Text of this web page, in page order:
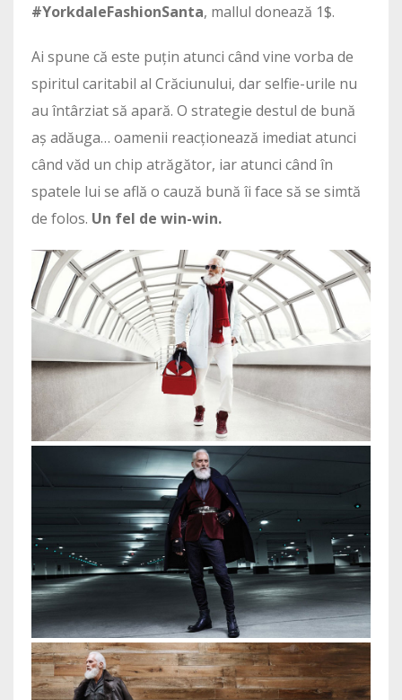
#YorkdaleFashionSanta, mallul donează 1$.
Ai spune că este puțin atunci când vine vorba de
spiritul caritabil al Crăciunului, dar selfie-urile nu
au întârziat să apară. O strategie destul de bună
aș adăuga… oamenii reacționează imediat atunci
când văd un chip atrăgător, iar atunci când în
spatele lui se află o cauză bună îi face să se simtă
de folos. Un fel de win-win.